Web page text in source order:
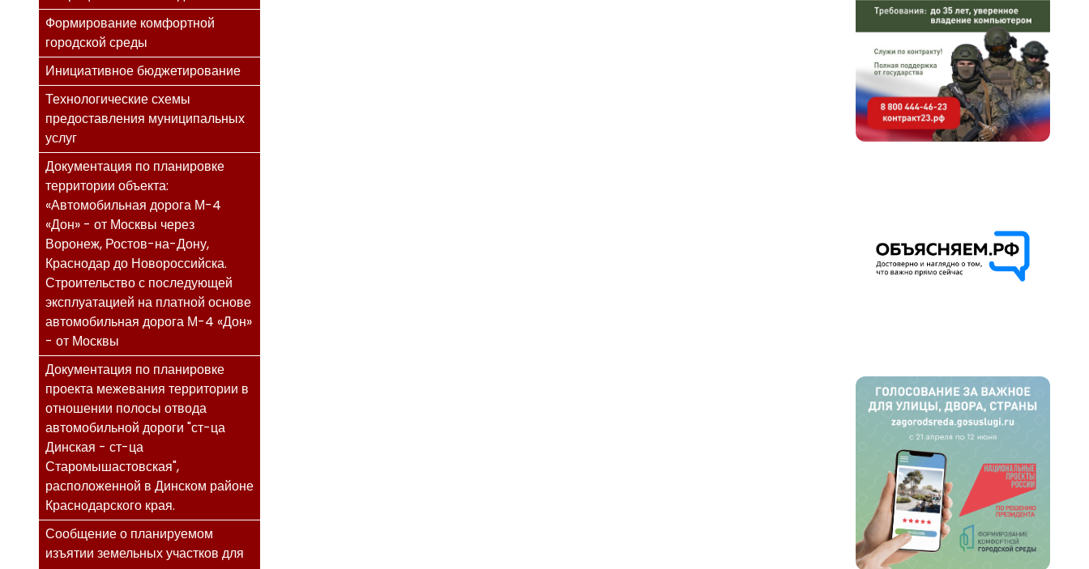
Формирование комфортной
городской среды
Инициативное бюджетирование
Технологические схемы
предоставления муниципальных
услуг
Документация по планировке
территории объекта:
«Автомобильная дорога М-4
«Дон» - от Москвы через
Воронеж, Ростов-на-Дону,
Краснодар до Новороссийска.
Строительство с последующей
эксплуатацией на платной основе
автомобильная дорога М-4 «Дон»
- от Москвы
Документация по планировке
проекта межевания территории в
отношении полосы отвода
автомобильной дороги "ст-ца
Динская - ст-ца
Старомышастовская",
расположенной в Динском районе
Краснодарского края.
Сообщение о планируемом
изъятии земельных участков для